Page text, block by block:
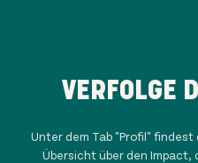
VERFOLGE
Unter dem Tab "Profil"
Übersicht über den